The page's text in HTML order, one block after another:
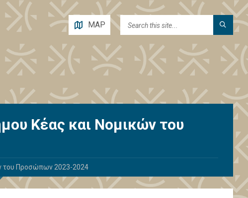
MAP
Κέας και Νομικών του
του Προσώπων 2023-2024